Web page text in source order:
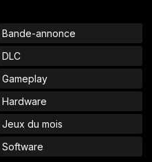
Bande-annonce
DLC
Gameplay
Hardware
Jeux du mois
Software